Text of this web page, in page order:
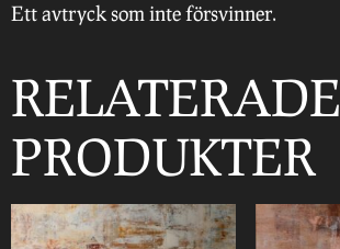
Ett avtryck som inte försvinner.
RELATERADE
PRODUKTER